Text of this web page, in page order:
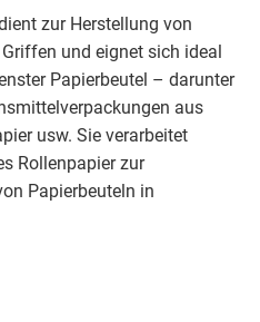
zur Herstellung von
und eignet sich ideal
Papierbeutel – darunter
aus
usw. Sie verarbeitet
Rollenpapier zur
Papierbeuteln in